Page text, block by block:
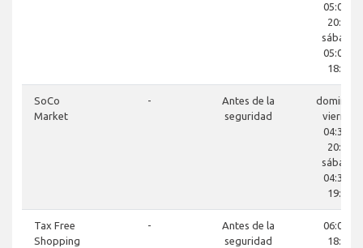
05:00 a
20:30
sábado
05:00 a
18:30
SoCo
Market
-
Antes de la
seguridad
domingo-
viernes
04:30 a
20:00
sábado
04:30 a
19:00
Tax Free
Shopping
-
Antes de la
seguridad
06:00 a
18:00